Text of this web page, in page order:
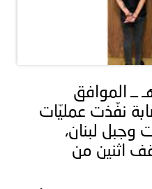
ـ 1448/02/21هـ ــ الموافق
م - عصابة نفّذت عمليّات
لبنان،
اثنين من